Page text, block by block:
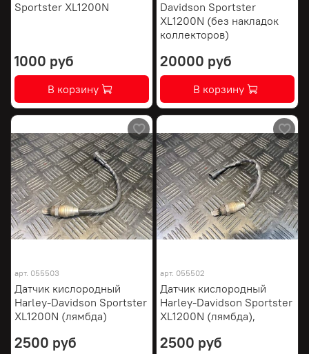
Sportster XL1200N
1000 руб
В корзину
Davidson Sportster
XL1200N (без накладок
коллекторов)
20000 руб
В корзину
арт. 055503
Датчик кислородный
Harley-Davidson Sportster
XL1200N (лямбда)
2500 руб
арт. 055502
Датчик кислородный
Harley-Davidson Sportster
XL1200N (лямбда),
2500 руб